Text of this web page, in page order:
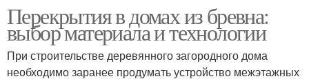
Перекрытия в домах из бревна:
выбор материала и технологии
При строительстве деревянного загородного дома
необходимо заранее продумать устройство межэтажных